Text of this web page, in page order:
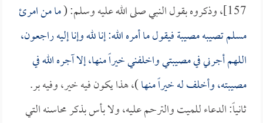
157]، وذكروه بقول النبي صلى الله عليه وسلم: (
ما من امرئ
مسلم تصيبه مصيبة فيقول ما أمره الله: إنا لله وإنا إليه راجعون،
اللهم أجرني في مصيبتي واخلفني خيراً منها، إلا آجره الله في
مصيبته، وأخلف له خيراً منها)، هذا يكون فيه خير، وفيه بر.
ثانياً: الدعاء للميت والترحم عليه، ولا بأس بذكر محاسنه التي